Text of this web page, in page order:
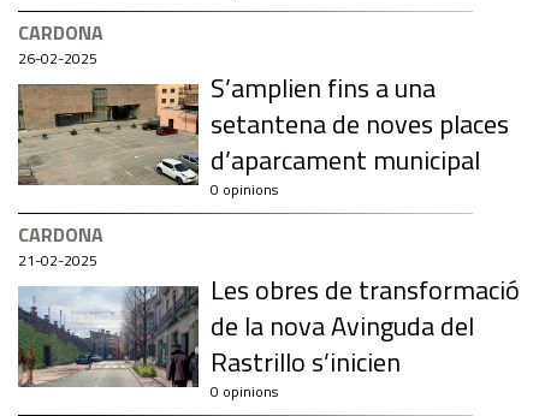
CARDONA
26-02-2025
S’amplien fins a una
setantena de noves places
d’aparcament municipal
0 opinions
CARDONA
21-02-2025
Les obres de transformació
de la nova Avinguda del
Rastrillo s’inicien
0 opinions